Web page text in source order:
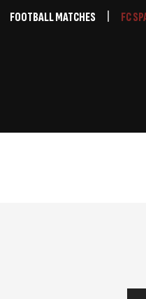
FOOTBALL MATCHES FC